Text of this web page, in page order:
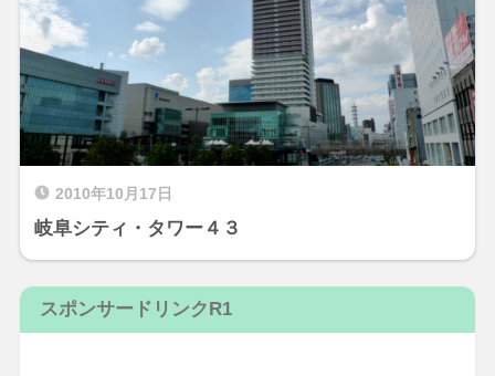
2010年10月17日
岐阜シティ・タワー４３
スポンサードリンクR1